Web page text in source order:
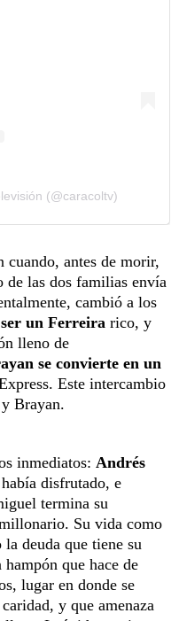
(@caracoltv)
cuando, antes de morir,
de las dos familias envía
cambió a los
un Ferreira rico, y
lleno de
se convierte en un
Este intercambio
Brayan.
inmediatos: Andrés
disfrutado, e
termina su
Su vida como
deuda que tiene su
que hace de
lugar en donde se
y que amenaza